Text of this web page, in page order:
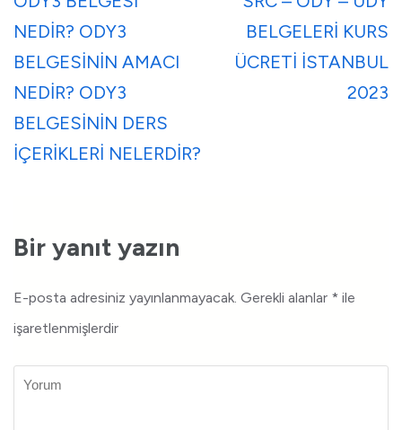
NEDİR? ODY3
BELGESİNİN AMACI
NEDİR? ODY3
BELGESİNİN DERS
İÇERİKLERİ NELERDİR?
BELGELERİ KURS
ÜCRETİ İSTANBUL
2023
Bir yanıt yazın
E-posta adresiniz yayınlanmayacak. Gerekli alanlar * ile
işaretlenmişlerdir